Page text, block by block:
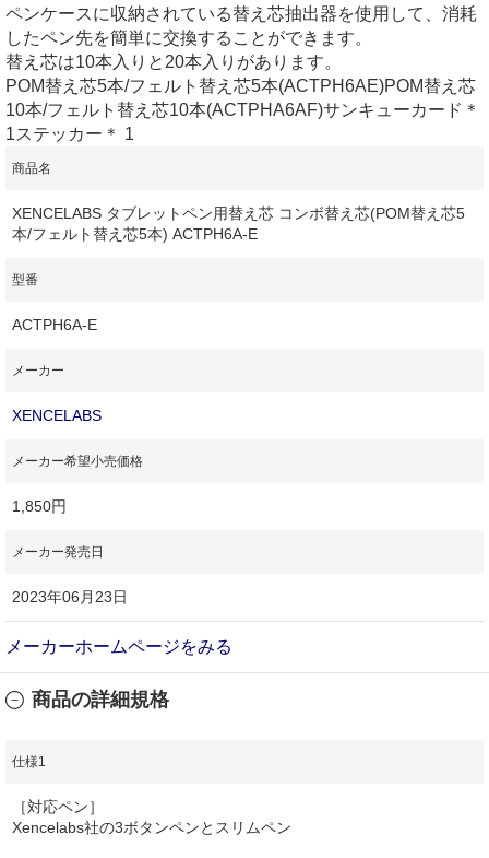
ペンケースに収納されている替え芯抽出器を使用して、消耗
したペン先を簡単に交換することができます。
替え芯は10本入りと20本入りがあります。
POM替え芯5本/フェルト替え芯5本(ACTPH6AE)POM替え芯
10本/フェルト替え芯10本(ACTPHA6AF)サンキューカード＊
1ステッカー＊ 1
商品名
XENCELABS タブレットペン用替え芯 コンボ替え芯(POM替え芯5
本/フェルト替え芯5本) ACTPH6A-E
型番
ACTPH6A-E
メーカー
XENCELABS
メーカー希望小売価格
1,850円
メーカー発売日
2023年06月23日
メーカーホームページをみる
商品の詳細規格
仕様1
［対応ペン］
Xencelabs社の3ボタンペンとスリムペン